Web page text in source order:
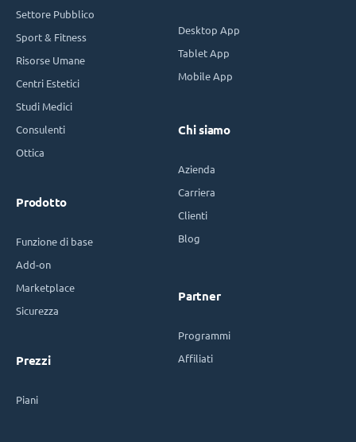
Settore Pubblico
Sport & Fitness
Risorse Umane
Centri Estetici
Studi Medici
Consulenti
Ottica
Prodotto
Funzione di base
Add-on
Marketplace
Sicurezza
Prezzi
Piani
Desktop App
Tablet App
Mobile App
Chi siamo
Azienda
Carriera
Clienti
Blog
Partner
Programmi
Affiliati